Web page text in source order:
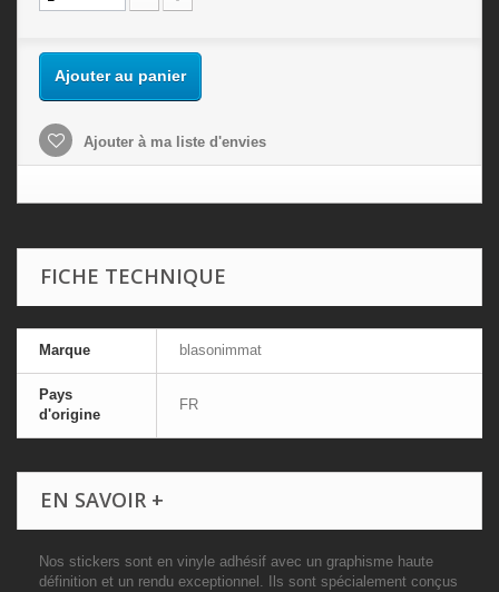
Ajouter au panier
Ajouter à ma liste d'envies
FICHE TECHNIQUE
Marque blasonimmat
Pays
d'origine
FR
EN SAVOIR +
Nos stickers sont en vinyle adhésif avec un graphisme haute
définition et un rendu exceptionnel. Ils sont spécialement conçus